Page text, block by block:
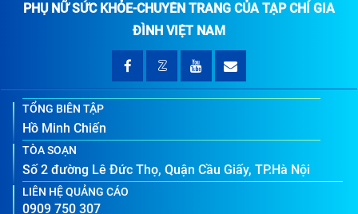
PHỤ NỮ SỨC KHỎE-CHUYÊN TRANG CỦA TẠP CHÍ GIA
ĐÌNH VIỆT NAM
TỔNG BIÊN TẬP
Hồ Minh Chiến
TÒA SOẠN
Số 2 đường Lê Đức Thọ, Quận Cầu Giấy, TP.Hà Nội
LIÊN HỆ QUẢNG CÁO
0909 750 307